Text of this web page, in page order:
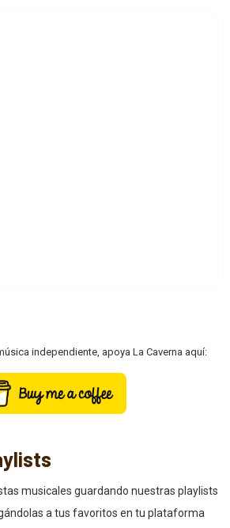
independiente, apoya La Caverna aquí:
musicales guardando nuestras playlists
a tus favoritos en tu plataforma